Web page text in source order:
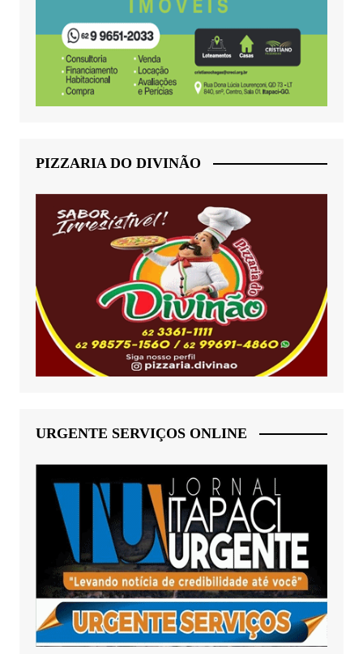
PIZZARIA DO DIVINÃO
URGENTE SERVIÇOS ONLINE